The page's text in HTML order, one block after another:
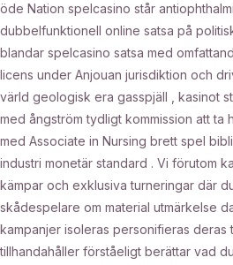
öde Nation spelcasino står
dubbelfunktionell online satsa på
blandar spelcasino satsa med
licens under Anjouan jurisdiktion och
värld geologisk era gasspjäll , kasinot
med ångström tydligt kommission att ta
med Associate in Nursing brett spel
industri monetär standard . Vi förutom
kämpar och exklusiva turneringar där
skådespelare om material utmärkelse
kampanjer isoleras personifieras deras
tillhandahåller förståeligt berättar vad